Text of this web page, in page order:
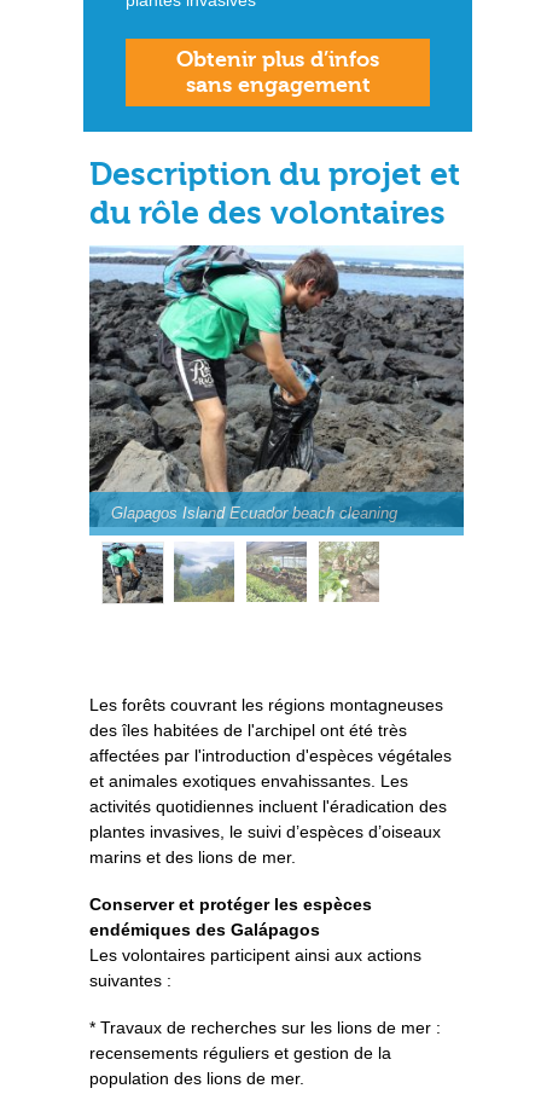
Obtenir plus d’infos
sans engagement
Description du projet et
du rôle des volontaires
Glapagos Island Ecuador beach cleaning
Les forêts couvrant les régions montagneuses
des îles habitées de l'archipel ont été très
affectées par l'introduction d'espèces végétales
et animales exotiques envahissantes. Les
activités quotidiennes incluent l'éradication des
plantes invasives, le suivi d’espèces d’oiseaux
marins et des lions de mer.
Conserver et protéger les espèces
endémiques des Galápagos
Les volontaires participent ainsi aux actions
suivantes :
* Travaux de recherches sur les lions de mer :
recensements réguliers et gestion de la
population des lions de mer.